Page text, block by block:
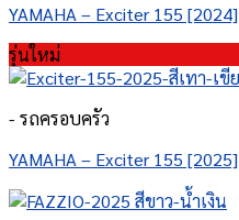
YAMAHA – Exciter 155 [2024]
รุ่นใหม่
- รถครอบครัว
YAMAHA – Exciter 155 [2025]